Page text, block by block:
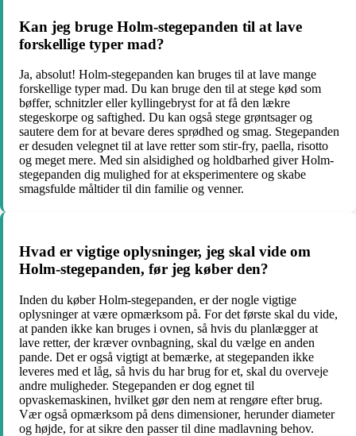
Kan jeg bruge Holm-stegepanden til at lave
forskellige typer mad?
Ja, absolut! Holm-stegepanden kan bruges til at lave mange
forskellige typer mad. Du kan bruge den til at stege kød som
bøffer, schnitzler eller kyllingebryst for at få den lækre
stegeskorpe og saftighed. Du kan også stege grøntsager og
sautere dem for at bevare deres sprødhed og smag. Stegepanden
er desuden velegnet til at lave retter som stir-fry, paella, risotto
og meget mere. Med sin alsidighed og holdbarhed giver Holm-
stegepanden dig mulighed for at eksperimentere og skabe
smagsfulde måltider til din familie og venner.
Hvad er vigtige oplysninger, jeg skal vide om
Holm-stegepanden, før jeg køber den?
Inden du køber Holm-stegepanden, er der nogle vigtige
oplysninger at være opmærksom på. For det første skal du vide,
at panden ikke kan bruges i ovnen, så hvis du planlægger at
lave retter, der kræver ovnbagning, skal du vælge en anden
pande. Det er også vigtigt at bemærke, at stegepanden ikke
leveres med et låg, så hvis du har brug for et, skal du overveje
andre muligheder. Stegepanden er dog egnet til
opvaskemaskinen, hvilket gør den nem at rengøre efter brug.
Vær også opmærksom på dens dimensioner, herunder diameter
og højde, for at sikre den passer til dine madlavning behov.